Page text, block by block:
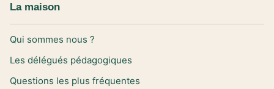
La maison
Qui sommes nous ?
Les délégués pédagogiques
Questions les plus fréquentes